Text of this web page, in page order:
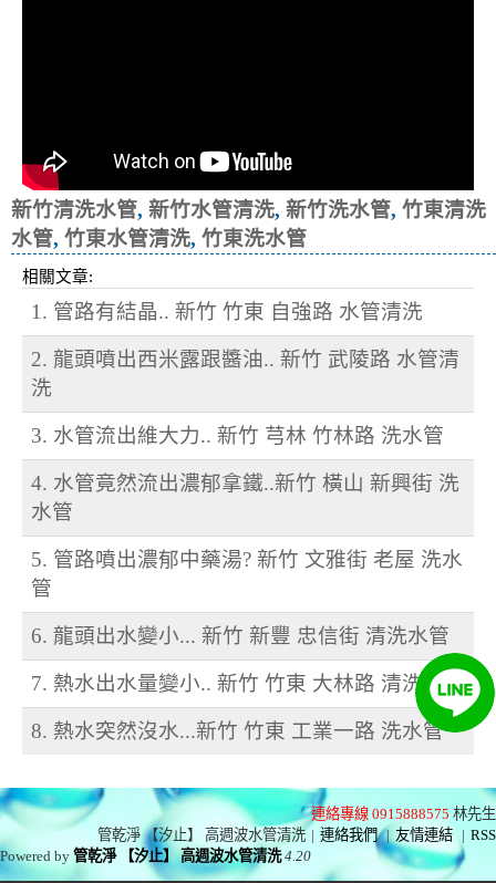
新竹清洗水管, 新竹水管清洗, 新竹洗水管, 竹東清洗
水管, 竹東水管清洗, 竹東洗水管
相關文章:
1. 管路有結晶.. 新竹 竹東 自強路 水管清洗
2. 龍頭噴出西米露跟醬油.. 新竹 武陵路 水管清
洗
3. 水管流出維大力.. 新竹 芎林 竹林路 洗水管
4. 水管竟然流出濃郁拿鐵..新竹 橫山 新興街 洗
水管
5. 管路噴出濃郁中藥湯? 新竹 文雅街 老屋 洗水
管
6. 龍頭出水變小... 新竹 新豐 忠信街 清洗水管
7. 熱水出水量變小.. 新竹 竹東 大林路 清洗水管
8. 熱水突然沒水...新竹 竹東 工業一路 洗水管
連絡專線 0915888575 林先生
管乾淨 【汐止】 高週波水管清洗 | 連絡我們 | 友情連結 | RSS
Powered by管乾淨 【汐止】 高週波水管清洗 4.20